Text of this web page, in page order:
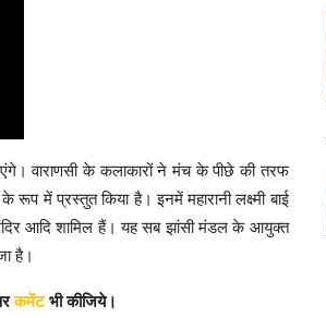
वाराणसी के कलाकारों ने मंच के पीछे की तरफ
में प्रस्तुत किया है। इनमें महारानी लक्ष्मी बाई
आदि शामिल हैं। यह सब झांसी मंडल के आयुक्त
है।
कमेंट भी कीजिये।